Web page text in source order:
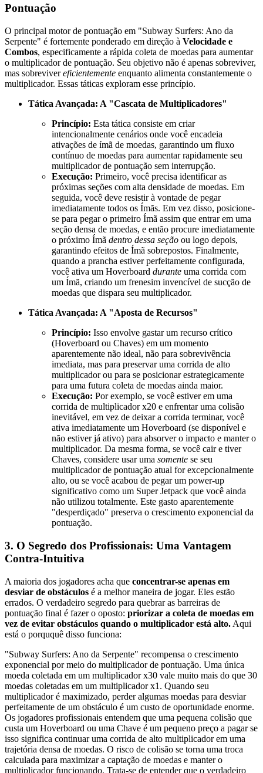
Pontuação
O principal motor de pontuação em "Subway Surfers: Ano da
Serpente" é fortemente ponderado em direção à Velocidade e
Combos, especificamente a rápida coleta de moedas para aumentar
o multiplicador de pontuação. Seu objetivo não é apenas sobreviver,
mas sobrevivereficientemente enquanto alimenta constantemente o
multiplicador. Essas táticas exploram esse princípio.
Tática Avançada: A "Cascata de Multiplicadores"
Princípio: Esta tática consiste em criar
intencionalmente cenários onde você encadeia
ativações de ímã de moedas, garantindo um fluxo
contínuo de moedas para aumentar rapidamente seu
multiplicador de pontuação sem interrupção.
Execução: Primeiro, você precisa identificar as
próximas seções com alta densidade de moedas. Em
seguida, você deve resistir à vontade de pegar
imediatamente todos os Ímãs. Em vez disso, posicione-
se para pegar o primeiro Ímã assim que entrar em uma
seção densa de moedas, e então procure imediatamente
o próximo Ímã dentro dessa seção ou logo depois,
garantindo efeitos de Ímã sobrepostos. Finalmente,
quando a prancha estiver perfeitamente configurada,
você ativa um Hoverboard durante uma corrida com
um Ímã, criando um frenesim invencível de sucção de
moedas que dispara seu multiplicador.
Tática Avançada: A "Aposta de Recursos"
Princípio: Isso envolve gastar um recurso crítico
(Hoverboard ou Chaves) em um momento
aparentemente não ideal, não para sobrevivência
imediata, mas para preservar uma corrida de alto
multiplicador ou para se posicionar estrategicamente
para uma futura coleta de moedas ainda maior.
Execução: Por exemplo, se você estiver em uma
corrida de multiplicador x20 e enfrentar uma colisão
inevitável, em vez de deixar a corrida terminar, você
ativa imediatamente um Hoverboard (se disponível e
não estiver já ativo) para absorver o impacto e manter o
multiplicador. Da mesma forma, se você cair e tiver
Chaves, considere usar uma somente se seu
multiplicador de pontuação atual for excepcionalmente
alto, ou se você acabou de pegar um power-up
significativo como um Super Jetpack que você ainda
não utilizou totalmente. Este gasto aparentemente
"desperdiçado" preserva o crescimento exponencial da
pontuação.
3. O Segredo dos Profissionais: Uma Vantagem
Contra-Intuitiva
A maioria dos jogadores acha que concentrar-se apenas em
desviar de obstáculos é a melhor maneira de jogar. Eles estão
errados. O verdadeiro segredo para quebrar as barreiras de
pontuação final é fazer o oposto: priorizar a coleta de moedas em
vez de evitar obstáculos quando o multiplicador está alto. Aqui
está o porququê disso funciona:
"Subway Surfers: Ano da Serpente" recompensa o crescimento
exponencial por meio do multiplicador de pontuação. Uma única
moeda coletada em um multiplicador x30 vale muito mais do que 30
moedas coletadas em um multiplicador x1. Quando seu
multiplicador é maximizado, perder algumas moedas para desviar
perfeitamente de um obstáculo é um custo de oportunidade enorme.
Os jogadores profissionais entendem que uma pequena colisão que
custa um Hoverboard ou uma Chave é um pequeno preço a pagar se
isso significa continuar uma corrida de alto multiplicador em uma
trajetória densa de moedas. O risco de colisão se torna uma troca
calculada para maximizar a captação de moedas e manter o
multiplicador funcionando. Trata-se de entender que o verdadeiro